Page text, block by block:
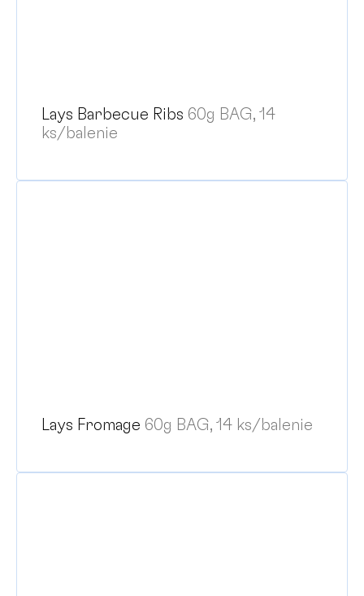
Lays Barbecue Ribs 60g BAG, 14
ks/balenie
Lays Fromage 60g BAG, 14 ks/balenie